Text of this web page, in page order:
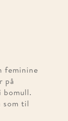
feminine
på
bomull.
som til